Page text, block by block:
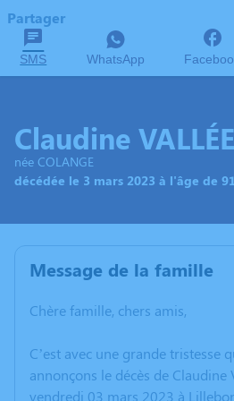
Partager
SMS WhatsApp
Claudine VALLÉE
née COLANGE
décédée le 3 mars 2023 à l'âge de
Message de la famille
Chère famille, chers amis,
C’est avec une grande tristesse
annonçons le décès de Claudine
vendredi 03 mars 2023 à